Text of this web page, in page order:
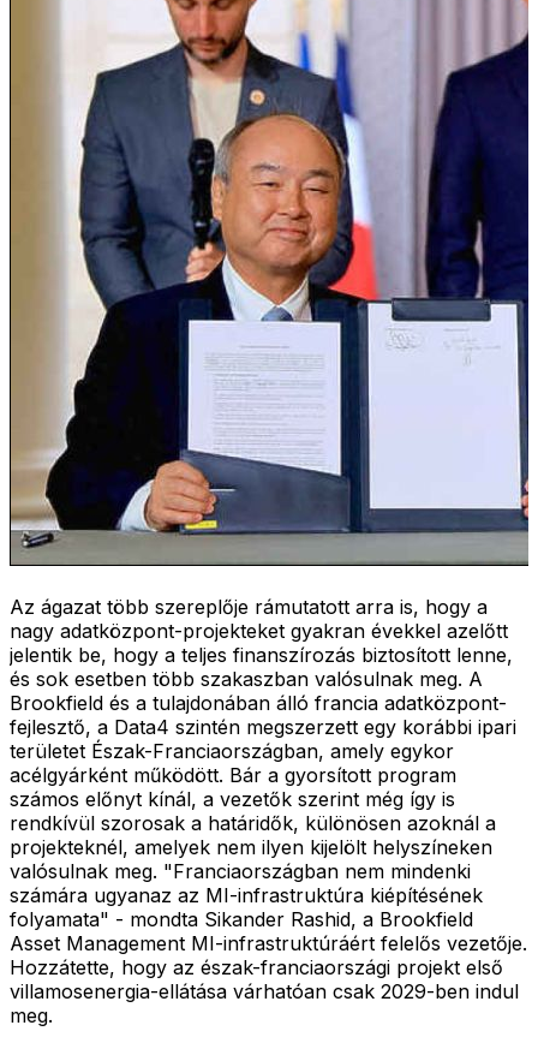
Az ágazat több szereplője rámutatott arra is, hogy a
nagy adatközpont-projekteket gyakran évekkel azelőtt
jelentik be, hogy a teljes finanszírozás biztosított lenne,
és sok esetben több szakaszban valósulnak meg. A
Brookfield és a tulajdonában álló francia adatközpont-
fejlesztő, a Data4 szintén megszerzett egy korábbi ipari
területet Észak-Franciaországban, amely egykor
acélgyárként működött. Bár a gyorsított program
számos előnyt kínál, a vezetők szerint még így is
rendkívül szorosak a határidők, különösen azoknál a
projekteknél, amelyek nem ilyen kijelölt helyszíneken
valósulnak meg. "Franciaországban nem mindenki
számára ugyanaz az MI-infrastruktúra kiépítésének
folyamata" - mondta Sikander Rashid, a Brookfield
Asset Management MI-infrastruktúráért felelős vezetője.
Hozzátette, hogy az észak-franciaországi projekt első
villamosenergia-ellátása várhatóan csak 2029-ben indul
meg.